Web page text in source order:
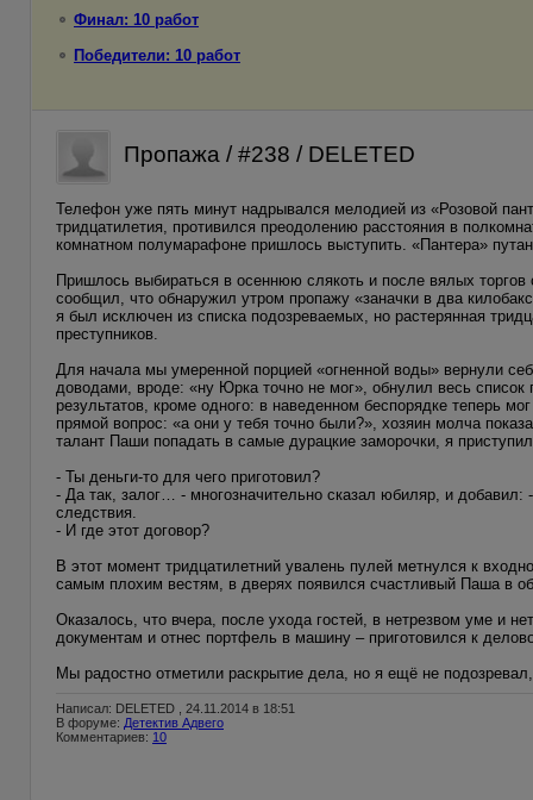
Финал: 10 работ
Победители: 10 работ
Пропажа / #238 / DELETED
Телефон уже пять минут надрывался мелодией из «Розовой
тридцатилетия, противился преодолению расстояния в
комнатном полумарафоне пришлось выступить. «Пантера»
Пришлось выбираться в осеннюю слякоть и после вялых
сообщил, что обнаружил утром пропажу «заначки в два
я был исключен из списка подозреваемых, но растерянная
преступников.
Для начала мы умеренной порцией «огненной воды» вернули
доводами, вроде: «ну Юрка точно не мог», обнулил весь
результатов, кроме одного: в наведенном беспорядке теперь
прямой вопрос: «а они у тебя точно были?», хозяин молча
талант Паши попадать в самые дурацкие заморочки, я
- Ты деньги-то для чего приготовил?
- Да так, залог… - многозначительно сказал юбиляр, и
следствия.
- И где этот договор?
В этот момент тридцатилетний увалень пулей метнулся к
самым плохим вестям, в дверях появился счастливый Паша в
Оказалось, что вчера, после ухода гостей, в нетрезвом уме и
документам и отнес портфель в машину – приготовился к
Мы радостно отметили раскрытие дела, но я ещё не
Написал: DELETED , 24.11.2014 в 18:51
В форуме: Детектив Адвего
Комментариев: 10